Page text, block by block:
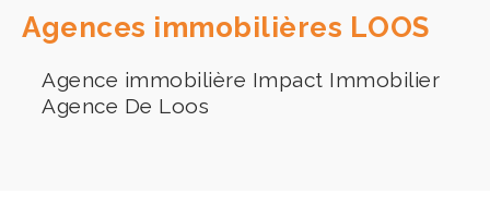
Agences immobilières LOOS
Agence immobilière Impact Immobilier
Agence De Loos